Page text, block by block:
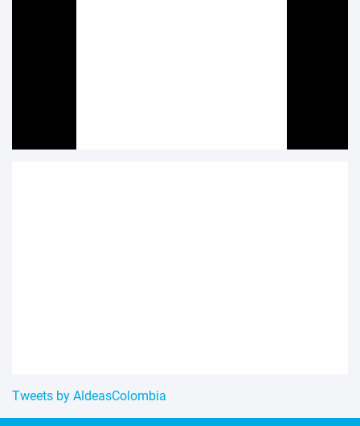
Tweets by AldeasColombia